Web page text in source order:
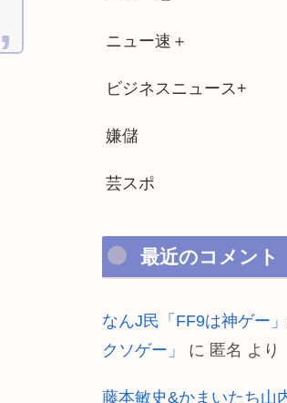
ニュー速＋
ビジネスニュース+
嫌儲
芸スポ
最近のコメント
なんJ民「FF9は神ゲー
クソゲー」
に 匿名 より
藤本敏史&かまいたち山